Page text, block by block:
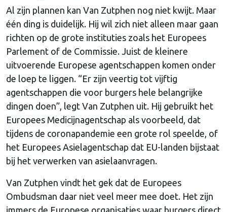
Al zijn plannen kan Van Zutphen nog niet kwijt. Maar
één ding is duidelijk. Hij wil zich niet alleen maar gaan
richten op de grote instituties zoals het Europees
Parlement of de Commissie. Juist de kleinere
uitvoerende Europese agentschappen komen onder
de loep te liggen. “Er zijn veertig tot vijftig
agentschappen die voor burgers hele belangrijke
dingen doen”, legt Van Zutphen uit. Hij gebruikt het
Europees Medicijnagentschap als voorbeeld, dat
tijdens de coronapandemie een grote rol speelde, of
het Europees Asielagentschap dat EU-landen bijstaat
bij het verwerken van asielaanvragen.
Van Zutphen vindt het gek dat de Europees
Ombudsman daar niet veel meer mee doet. Het zijn
immers de Europese organisaties waar burgers direct